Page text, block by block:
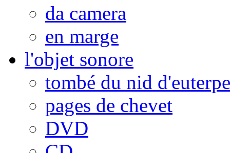
da camera
en marge
l'objet sonore
tombé du nid d'euterpe
pages de chevet
DVD